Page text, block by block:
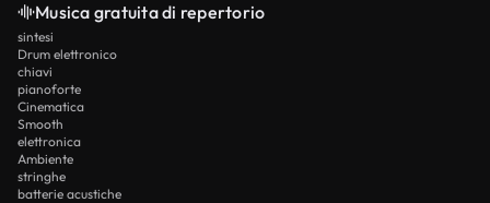
Musica gratuita di repertorio
sintesi
Drum elettronico
chiavi
pianoforte
Cinematica
Smooth
elettronica
Ambiente
stringhe
batterie acustiche